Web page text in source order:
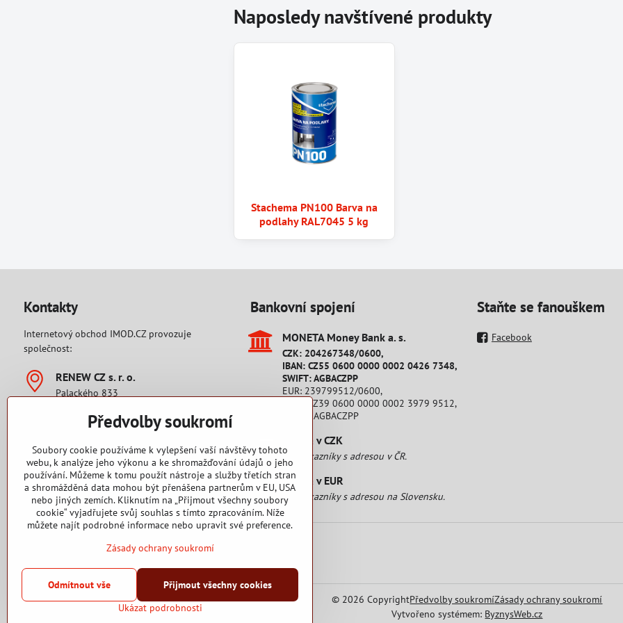
Naposledy navštívené produkty
Stachema PN100 Barva na
podlahy RAL7045 5 kg
Kontakty
Internetový obchod IMOD.CZ provozuje
společnost:
RENEW CZ s​. r​. o​.
Palackého 833
Česká republika
IČO: 28806689
+420 777 76 16 38
Pondělí až pátek od 9 - 17 hodin.
Bankovní spojení
MONETA Money Bank a​. s​.
CZK: 204267348/0600,
IBAN: CZ55 0600 0000 0002 0426 7348,
SWIFT: AGBACZPP
EUR: 239799512/0600,
IBAN: CZ39 0600 0000 0002 3979 9512,
SWIFT: AGBACZPP
Platba v CZK
Pro zákazníky s adresou v ČR.
Platba v EUR
Pro zákazníky s adresou na Slovensku.
Staňte se fanouškem
Facebook
© 2026 CopyrightPředvolby soukromíZásady ochrany soukromí
Vytvořeno systémem: ByznysWeb.cz
Předvolby soukromí
Soubory cookie používáme k vylepšení vaší návštěvy tohoto
webu, k analýze jeho výkonu a ke shromažďování údajů o jeho
používání. Můžeme k tomu použít nástroje a služby třetích stran
a shromážděná data mohou být přenášena partnerům v EU, USA
nebo jiných zemích. Kliknutím na „Přijmout všechny soubory
cookie“ vyjadřujete svůj souhlas s tímto zpracováním. Níže
můžete najít podrobné informace nebo upravit své preference.
Zásady ochrany soukromí
Ukázat podrobnosti
Přijmout všechny cookies
Odmítnout vše